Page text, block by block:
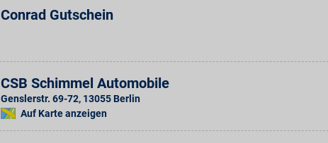
Conrad Gutschein
CSB Schimmel Automobile
Genslerstr. 69-72, 13055 Berlin
Auf Karte anzeigen